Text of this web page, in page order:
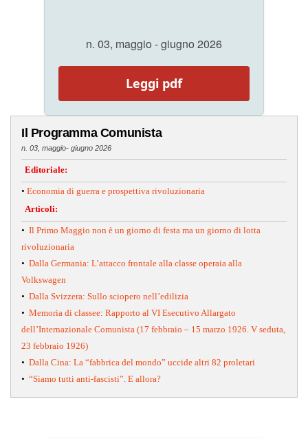
n. 03, maggio - giugno 2026
Leggi pdf
Il Programma Comunista
n. 03, maggio- giugno 2026
Editoriale:
• Economia di guerra e prospettiva rivoluzionaria
Articoli:
• Il Primo Maggio non è un giorno di festa ma un giorno di lotta
rivoluzionaria
• Dalla Germania: L’attacco frontale alla classe operaia alla
Volkswagen
• Dalla Svizzera: Sullo sciopero nell’edilizia
• Memoria di classee: Rapporto al VI Esecutivo Allargato
dell’Internazionale Comunista (17 febbraio – 15 marzo 1926. V seduta,
23 febbraio 1926)
• Dalla Cina: La “fabbrica del mondo” uccide altri 82 proletari
• “Siamo tutti anti-fascisti”. E allora?